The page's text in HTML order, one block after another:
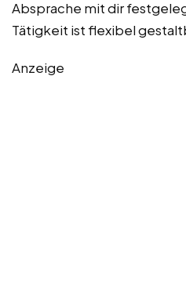
Absprache mit dir
Tätigkeit ist flexibel
Anzeige